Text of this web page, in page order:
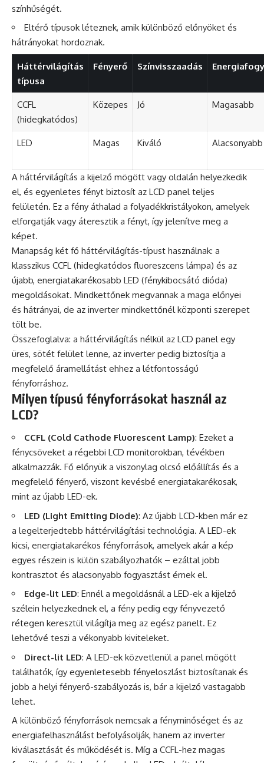
színhűségét.
Eltérő típusok léteznek, amik különböző előnyöket és
hátrányokat hordoznak.
Háttérvilágítás
típusa
Fényerő Színvisszaadás
CCFL
(hidegkatódos)
Közepes Jó Magasabb
LED Magas Kiváló Alacsonyabb
A háttérvilágítás a kijelző mögött vagy oldalán helyezkedik
el, és egyenletes fényt biztosít az LCD panel teljes
felületén. Ez a fény áthalad a folyadékkristályokon, amelyek
elforgatják vagy áteresztik a fényt, így jelenítve meg a
képet.
Manapság két fő háttérvilágítás-típust használnak: a
klasszikus CCFL (hidegkatódos fluoreszcens lámpa) és az
újabb, energiatakarékosabb LED (fénykibocsátó dióda)
megoldásokat. Mindkettőnek megvannak a maga előnyei
és hátrányai, de az inverter mindkettőnél központi szerepet
tölt be.
Összefoglalva: a háttérvilágítás nélkül az LCD panel egy
üres, sötét felület lenne, az inverter pedig biztosítja a
megfelelő áramellátást ehhez a létfontosságú
fényforráshoz.
Milyen típusú fényforrásokat használ az
LCD?
CCFL (Cold Cathode Fluorescent Lamp): Ezeket a
fénycsöveket a régebbi LCD monitorokban, tévékben
alkalmazzák. Fő előnyük a viszonylag olcsó előállítás és a
megfelelő fényerő, viszont kevésbé energiatakarékosak,
mint az újabb LED-ek.
LED (Light Emitting Diode): Az újabb LCD-kben már ez
a legelterjedtebb háttérvilágítási technológia. A LED-ek
kicsi, energiatakarékos fényforrások, amelyek akár a kép
egyes részein is külön szabályozhatók – ezáltal jobb
kontrasztot és alacsonyabb fogyasztást érnek el.
Edge-lit LED: Ennél a megoldásnál a LED-ek a kijelző
szélein helyezkednek el, a fény pedig egy fényvezető
rétegen keresztül világítja meg az egész panelt. Ez
lehetővé teszi a vékonyabb kiviteleket.
Direct-lit LED: A LED-ek közvetlenül a panel mögött
találhatók, így egyenletesebb fényeloszlást biztosítanak és
jobb a helyi fényerő-szabályozás is, bár a kijelző vastagabb
lehet.
A különböző fényforrások nemcsak a fényminőséget és az
energiafelhasználást befolyásolják, hanem az inverter
kiválasztását és működését is. Míg a CCFL-hez magas